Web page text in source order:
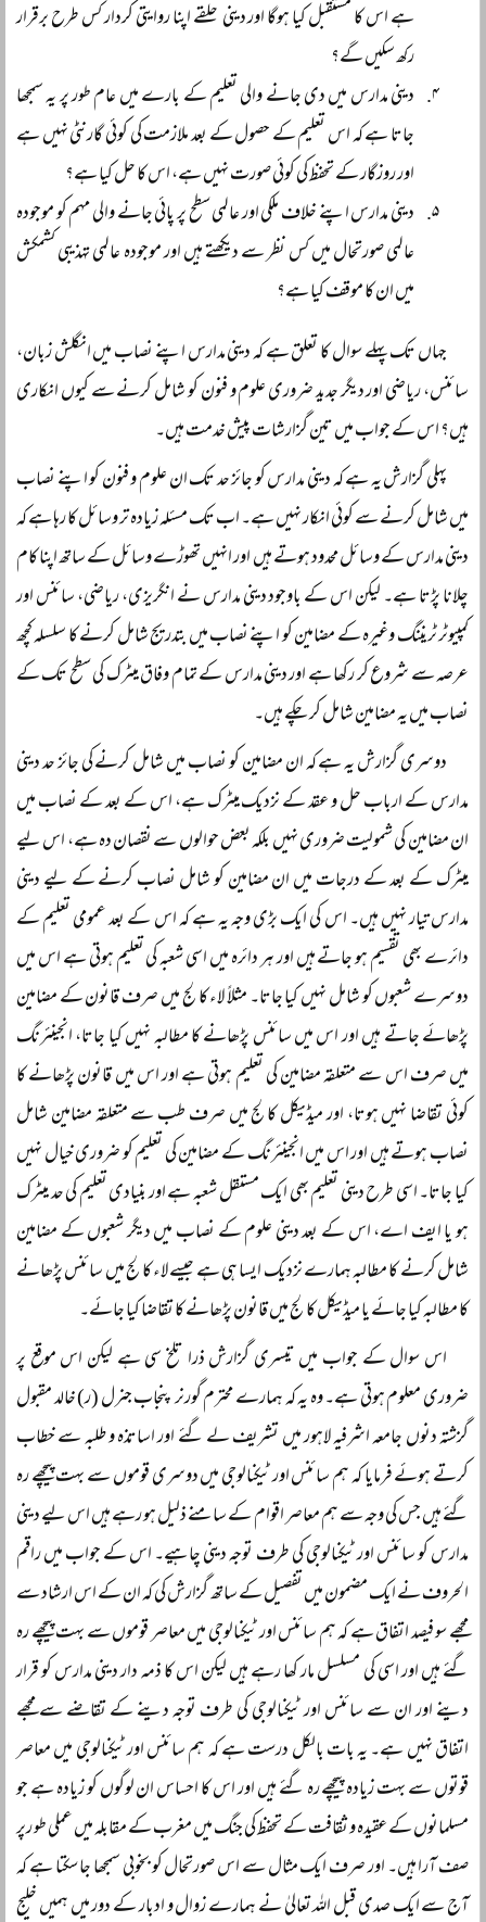
ہے اس کا مستقبل کیا ہوگا اور دینی حلقے اپنا روایتی کردار کس طرح برقرار
رکھ سکیں گے؟
دینی مدارس میں دی جانے والی تعلیم کے بارے میں عام طور پر یہ سمجھا
جاتا ہے کہ اس تعلیم کے حصول کے بعد ملازمت کی کوئی گارنٹی نہیں ہے
اور روزگار کے تحفظ کی کوئی صورت نہیں ہے، اس کا حل کیا ہے؟
دینی مدارس اپنے خلاف ملکی اور عالمی سطح پر پائی جانے والی مہم کو موجودہ
عالمی صورتحال میں کس نظر سے دیکھتے ہیں اور موجودہ عالمی تہذیبی کشمکش
میں ان کا موقف کیا ہے؟
جہاں تک پہلے سوال کا تعلق ہے کہ دینی مدارس اپنے نصاب میں انگلش زبان،
سائنس، ریاضی اور دیگر جدید ضروری علوم و فنون کو شامل کرنے سے کیوں انکاری
ہیں؟ اس کے جواب میں تین گزارشات پیش خدمت ہیں۔
پہلی گزارش یہ ہے کہ دینی مدارس کو جائز حد تک ان علوم و فنون کو اپنے نصاب
میں شامل کرنے سے کوئی انکار نہیں ہے۔ اب تک مسئلہ زیادہ تر وسائل کا رہا ہے کہ
دینی مدارس کے وسائل محدود ہوتے ہیں اور انہیں تھوڑے وسائل کے ساتھ اپنا کام
چلانا پڑتا ہے۔ لیکن اس کے باوجود دینی مدارس نے انگریزی، ریاضی، سائنس اور
کمپیوٹر ٹریننگ وغیرہ کے مضامین کو اپنے نصاب میں بتدریج شامل کرنے کا سلسلہ کچھ
عرصہ سے شروع کر رکھا ہے اور دینی مدارس کے تمام وفاق میٹرک کی سطح تک کے
نصاب میں یہ مضامین شامل کر چکے ہیں۔
دوسری گزارش یہ ہے کہ ان مضامین کو نصاب میں شامل کرنے کی جائز حد دینی
مدارس کے ارباب حل و عقد کے نزدیک میٹرک ہے، اس کے بعد کے نصاب میں
ان مضامین کی شمولیت ضروری نہیں بلکہ بعض حوالوں سے نقصان دہ ہے، اس لیے
میٹرک کے بعد کے درجات میں ان مضامین کو شامل نصاب کرنے کے لیے دینی
مدارس تیار نہیں ہیں۔ اس کی ایک بڑی وجہ یہ ہے کہ اس کے بعد عمومی تعلیم کے
دائرے بھی تقسیم ہو جاتے ہیں اور ہر دائرہ میں اسی شعبہ کی تعلیم ہوتی ہے اس میں
دوسرے شعبوں کو شامل نہیں کیا جاتا۔ مثلاً لاء کالج میں صرف قانون کے مضامین
پڑھائے جاتے ہیں اور اس میں سائنس پڑھانے کا مطالبہ نہیں کیا جاتا، انجینئرنگ
میں صرف اس سے متعلقہ مضامین کی تعلیم ہوتی ہے اور اس میں قانون پڑھانے کا
کوئی تقاضا نہیں ہوتا، اور میڈیکل کالج میں صرف طب سے متعلقہ مضامین شامل
نصاب ہوتے ہیں اور اس میں انجینئرنگ کے مضامین کی تعلیم کو ضروری خیال نہیں
کیا جاتا۔ اسی طرح دینی تعلیم بھی ایک مستقل شعبہ ہے اور بنیادی تعلیم کی حد میٹرک
ہو یا ایف اے، اس کے بعد دینی علوم کے نصاب میں دیگر شعبوں کے مضامین
شامل کرنے کا مطالبہ ہمارے نزدیک ایسا ہی ہے جیسے لاء کالج میں سائنس پڑھانے
کا مطالبہ کیا جائے یا میڈیکل کالج میں قانون پڑھانے کا تقاضا کیا جائے۔
اس سوال کے جواب میں تیسری گزارش ذرا تلخ سی ہے لیکن اس موقع پر
ضروری معلوم ہوتی ہے۔ وہ یہ کہ ہمارے محترم گورنر پنجاب جنرل (ر) خالد مقبول
گزشتہ دنوں جامعہ اشرفیہ لاہور میں تشریف لے گئے اور اساتذہ و طلبہ سے خطاب
کرتے ہوئے فرمایا کہ ہم سائنس اور ٹیکنالوجی میں دوسری قوموں سے بہت پیچھے رہ
گئے ہیں جس کی وجہ سے ہم معاصر اقوام کے سامنے ذلیل ہو رہے ہیں اس لیے دینی
مدارس کو سائنس اور ٹیکنالوجی کی طرف توجہ دینی چاہیے۔ اس کے جواب میں راقم
الحروف نے ایک مضمون میں تفصیل کے ساتھ گزارش کی کہ ان کے اس ارشاد سے
مجھے سو فیصد اتفاق ہے کہ ہم سائنس اور ٹیکنالوجی میں معاصر قوموں سے بہت پیچھے رہ
گئے ہیں اور اسی کی مسلسل مار کھا رہے ہیں لیکن اس کا ذمہ دار دینی مدارس کو قرار
دینے اور ان سے سائنس اور ٹیکنالوجی کی طرف توجہ دینے کے تقاضے سے مجھے
اتفاق نہیں ہے۔ یہ بات بالکل درست ہے کہ ہم سائنس اور ٹیکنالوجی میں معاصر
قوتوں سے بہت زیادہ پیچھے رہ گئے ہیں اور اس کا احساس ان لوگوں کو زیادہ ہے جو
مسلمانوں کے عقیدہ و ثقافت کے تحفظ کی جنگ میں مغرب کے مقابلہ میں عملی طو رپر
صف آرا ہیں۔ اور صرف ایک مثال سے اس صورتحال کو بخوبی سمجھا جا سکتا ہے کہ
آج سے ایک صدی قبل اللہ تعالیٰ نے ہمارے زوال و ادبار کے دور میں ہمیں خلیج